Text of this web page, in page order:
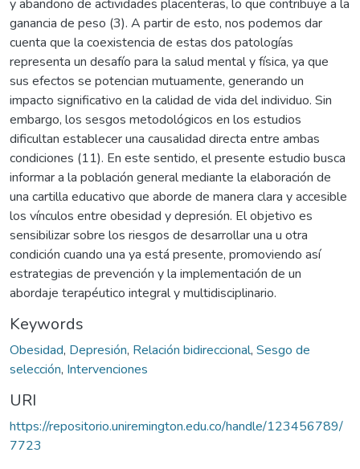
y abandono de actividades placenteras, lo que contribuye a la
ganancia de peso (3). A partir de esto, nos podemos dar
cuenta que la coexistencia de estas dos patologías
representa un desafío para la salud mental y física, ya que
sus efectos se potencian mutuamente, generando un
impacto significativo en la calidad de vida del individuo. Sin
embargo, los sesgos metodológicos en los estudios
dificultan establecer una causalidad directa entre ambas
condiciones (11). En este sentido, el presente estudio busca
informar a la población general mediante la elaboración de
una cartilla educativo que aborde de manera clara y accesible
los vínculos entre obesidad y depresión. El objetivo es
sensibilizar sobre los riesgos de desarrollar una u otra
condición cuando una ya está presente, promoviendo así
estrategias de prevención y la implementación de un
abordaje terapéutico integral y multidisciplinario.
Keywords
Obesidad, Depresión, Relación bidireccional, Sesgo de
selección, Intervenciones
URI
https://repositorio.uniremington.edu.co/handle/123456789/
7723